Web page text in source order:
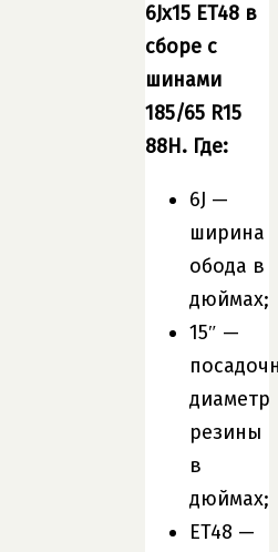
6Jx15 ET48 в
сборе с
шинами
185/65 R15
88H. Где:
6J —
ширина
обода в
дюймах;
15″ —
диаметр
резины
в
дюймах;
ET48 —